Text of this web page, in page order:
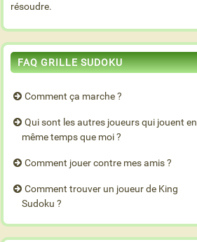
résoudre.
FAQ GRILLE SUDOKU
Comment ça marche ?
Qui sont les autres joueurs qui jouent en
même temps que moi ?
Comment jouer contre mes amis ?
Comment trouver un joueur de King
Sudoku ?